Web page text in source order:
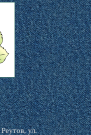
ул.